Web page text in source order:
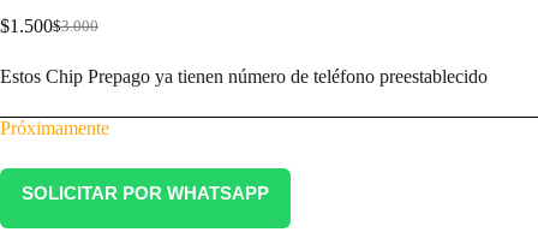
$3.000
$1.500
Estos Chip Prepago ya tienen número de teléfono preestablecido
Próximamente
SOLICITAR POR WHATSAPP